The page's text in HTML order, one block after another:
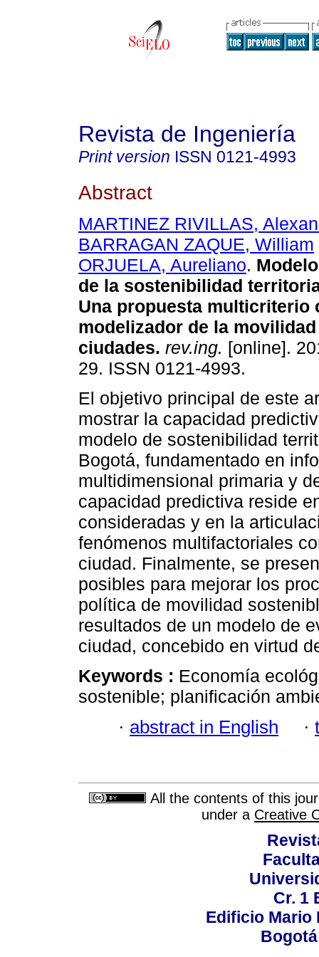
Revista de Ingeniería
Print version ISSN 0121-4993
Abstract
MARTINEZ RIVILLAS,
BARRAGAN ZAQUE, William
ORJUELA, Aureliano.
de la sostenibilidad
Una propuesta multicriterio
modelizador de la
ciudades. rev.ing. [online].
29. ISSN 0121-4993.
El objetivo principal de este
mostrar la capacidad
modelo de sostenibilidad
Bogotá, fundamentado en
multidimensional primaria y
capacidad predictiva reside
consideradas y en la
fenómenos multifactoriales
ciudad. Finalmente, se
posibles para mejorar los
política de movilidad
resultados de un modelo de
ciudad, concebido en virtud
Keywords : Economía
sostenible; planificación
· abstract in English ·
All the contents of this
under a Creative
Cr. 1
Edificio Mario